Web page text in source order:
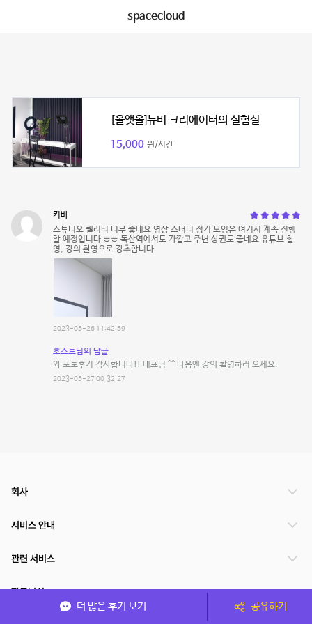
spacecloud
[올앳올]뉴비 크리에이터의 실험실
15,000 원/시간
키바
스튜디오 퀄리티 너무 좋네요 영상 스터디 정기 모임은 여기서 계속 진행
할 예정입니다 ㅎㅎ 독산역에서도 가깝고 주변 상권도 좋네요 유튜브 촬
영, 강의 촬영으로 강추합니다
2023-05-26 11:42:59
호스트님의 답글
와 포토후기 감사합니다!! 대표님 ^^ 다음엔 강의 촬영하러 오세요.
2023-05-27 00:32:27
더 많은 후기 보기 공유하기
회사
서비스 안내
관련 서비스
파트너쉽